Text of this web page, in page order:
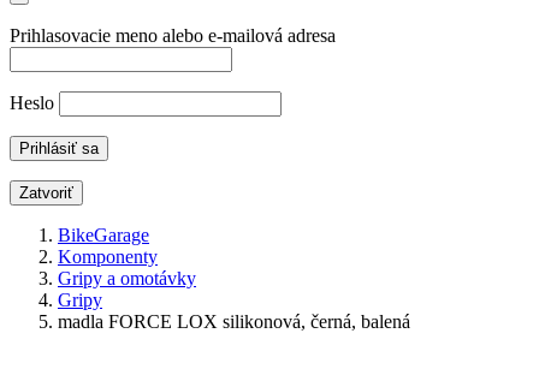
Prihlasovacie meno alebo e-mailová adresa
Heslo
Zatvoriť
BikeGarage
Komponenty
Gripy a omotávky
Gripy
madla FORCE LOX silikonová, černá, balená